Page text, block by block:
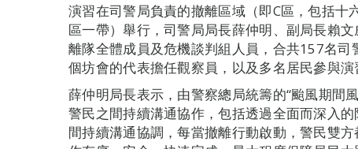
演習在司警局負責的撤離區域（即C區，包括十
區一帶）舉行，司警局局長薛仲明、副局長賴
離隊全體成員及危機談判組人員，合共157名
個坊會的代表擔任觀察員，以及多名居民參與演
薛仲明局長表示，由警察總局統籌的“颱風期間
警民之間持續溝通協作，包括透過全面而深入
間持續溝通協調，每當撤離行動啟動，警民雙